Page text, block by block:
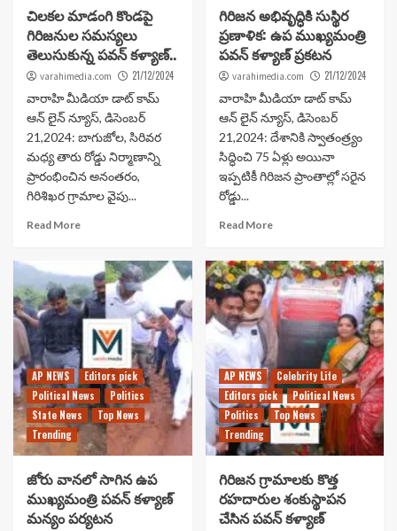
చిలకల మాడంగి కొండపై
గిరిజనుల సమస్యలు
తెలుసుకున్న పవన్ కళ్యాణ్..
varahimedia.com 21/12/2024
వారాహి మీడియా డాట్ కామ్
ఆన్ లైన్ న్యూస్, డిసెంబర్
21,2024: బాగుజోల, సిరివర
మధ్య తారు రోడ్డు నిర్మాణాన్ని
ప్రారంభించిన అనంతరం,
గిరిశిఖర గ్రామాల వైపు...
Read More
గిరిజన అభివృద్ధికి సుస్థిర
ప్రణాళిక: ఉప ముఖ్యమంత్రి
పవన్ కళ్యాణ్ ప్రకటన
varahimedia.com 21/12/2024
వారాహి మీడియా డాట్ కామ్
ఆన్ లైన్ న్యూస్, డిసెంబర్
21,2024: దేశానికి స్వాతంత్ర్యం
సిద్ధించి 75 ఏళ్లు అయినా
ఇప్పటికీ గిరిజన ప్రాంతాల్లో సరైన
రోడ్డు...
Read More
AP NEWS
Editors pick
Political News
Politics
State News
Top News
Trending
జోరు వానలో సాగిన ఉప
ముఖ్యమంత్రి పవన్ కళ్యాణ్
మన్యం పర్యటన
AP NEWS
Celebrity Life
Editors pick
Political News
Politics
Top News
Trending
గిరిజన గ్రామాలకు కొత్త
రహదారుల శంకుస్థాపన
చేసిన పవన్ కళ్యాణ్